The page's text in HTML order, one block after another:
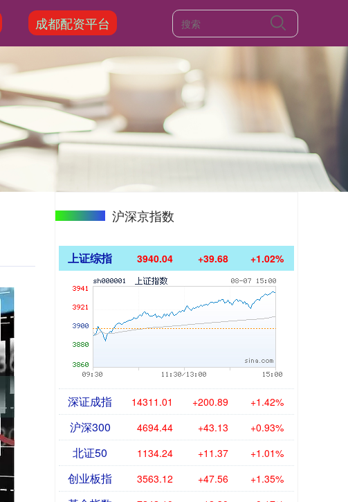
成都配资平台
沪深京指数
上证综指 3940.04 +39.68 +1.02%
深证成指 14311.01 +200.89 +1.42%
沪深300 4694.44 +43.13 +0.93%
北证50 1134.24 +11.37 +1.01%
创业板指 3563.12 +47.56 +1.35%